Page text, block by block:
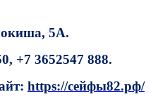
5А.
+7 3652547 888.
https://сейфы82.рф/